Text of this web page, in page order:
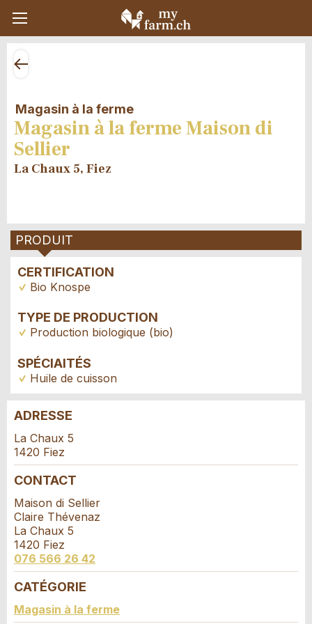
Magasin à la ferme
Magasin à la ferme Maison di
Sellier
La Chaux 5, Fiez
PRODUIT
CERTIFICATION
Bio Knospe
TYPE DE PRODUCTION
Production biologique (bio)
SPÉCIAITÉS
Huile de cuisson
Annonces répréhensibles
Vos commentaires sont grandement appréciés!
Commentaires généraux
Cette annonce n'est plus valable
Annonce incomplète
Recommander l'annonce
Recommandez cette annonce à des amis.
Réservation
Nombre de participants *:
Prénom / Nom *:
ADRESSE
La Chaux 5
1420 Fiez
CONTACT
Maison di Sellier
Claire Thévenaz
La Chaux 5
1420 Fiez
076 566 26 42
Contact
CATÉGORIE
Magasin à la ferme